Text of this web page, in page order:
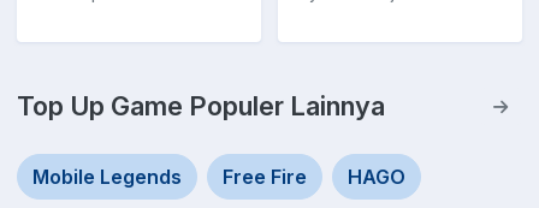
Top Up Game Populer Lainnya
Mobile Legends Free Fire HAGO